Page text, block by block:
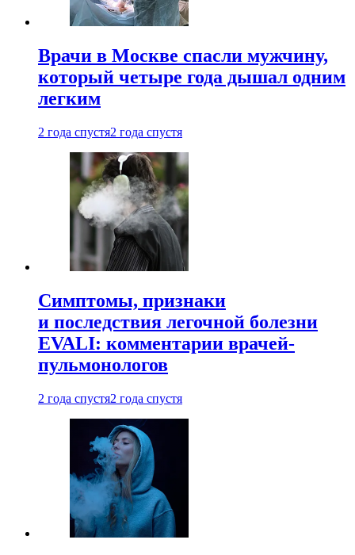
Врачи в Москве спасли мужчину,
который четыре года дышал одним
легким
2 года спустя2 года спустя
Симптомы, признаки
и последствия легочной болезни
EVALI: комментарии врачей-
пульмонологов
2 года спустя2 года спустя